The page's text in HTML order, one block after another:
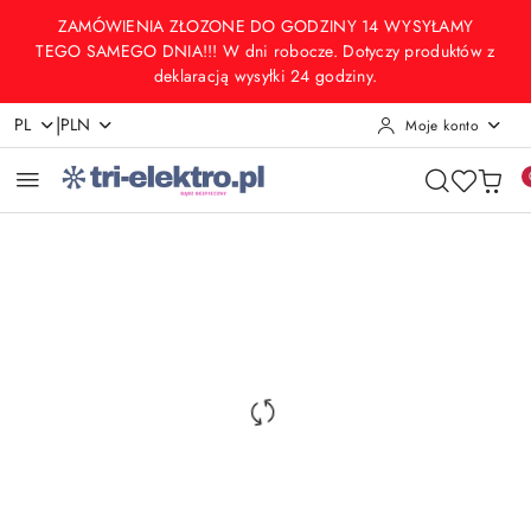
Przejdź do treści głównej
Przejdź do wyszukiwarki
Przejdź do moje konto
Przejdź do menu głównego
Przejdź do opisu produktu
Przejdź do stopki
ZAMÓWIENIA ZŁOZONE DO GODZINY 14 WYSYŁAMY
TEGO SAMEGO DNIA!!! W dni robocze. Dotyczy produktów z
deklaracją wysyłki 24 godziny.
PL |PLN Moje konto